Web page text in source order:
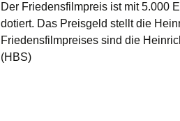
Der Friedensfilmpreis ist mit 5.000
dotiert. Das Preisgeld stellt die
Friedensfilmpreises sind die
(HBS)